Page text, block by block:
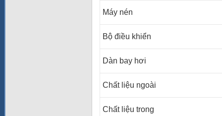
Máy nén
Bộ điều khiển
Dàn bay hơi
Chất liệu ngoài
Chất liệu trong